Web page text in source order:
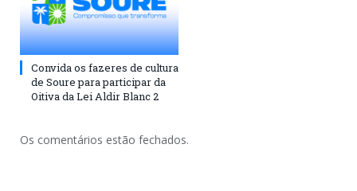
Convida os fazeres de cultura
de Soure para participar da
Oitiva da Lei Aldir Blanc 2
Os comentários estão fechados.